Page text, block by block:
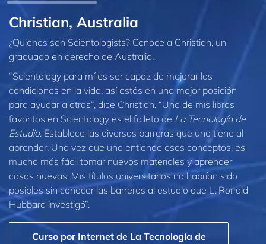
Christian, Australia
¿Quiénes son Scientologists? Conoce a Christian, un
graduado en derecho de Australia.
“Scientology para mí es ser capaz de mejorar las
condiciones en la vida, así estás en una mejor posición
para ayudar a otros”, dice Christian. “Uno de mis libros
favoritos en Scientology es el folleto de La Tecnología de
Estudio. Establece las diversas barreras que uno tiene al
aprender. Una vez que uno entiende esos conceptos, es
mucho más fácil tomar nuevos materiales y aprender
cosas nuevas. Mis títulos universitarios no habrían sido
posibles sin conocer las barreras al estudio que L. Ronald
Hubbard investigó”.
Curso por Internet de La Tecnología de